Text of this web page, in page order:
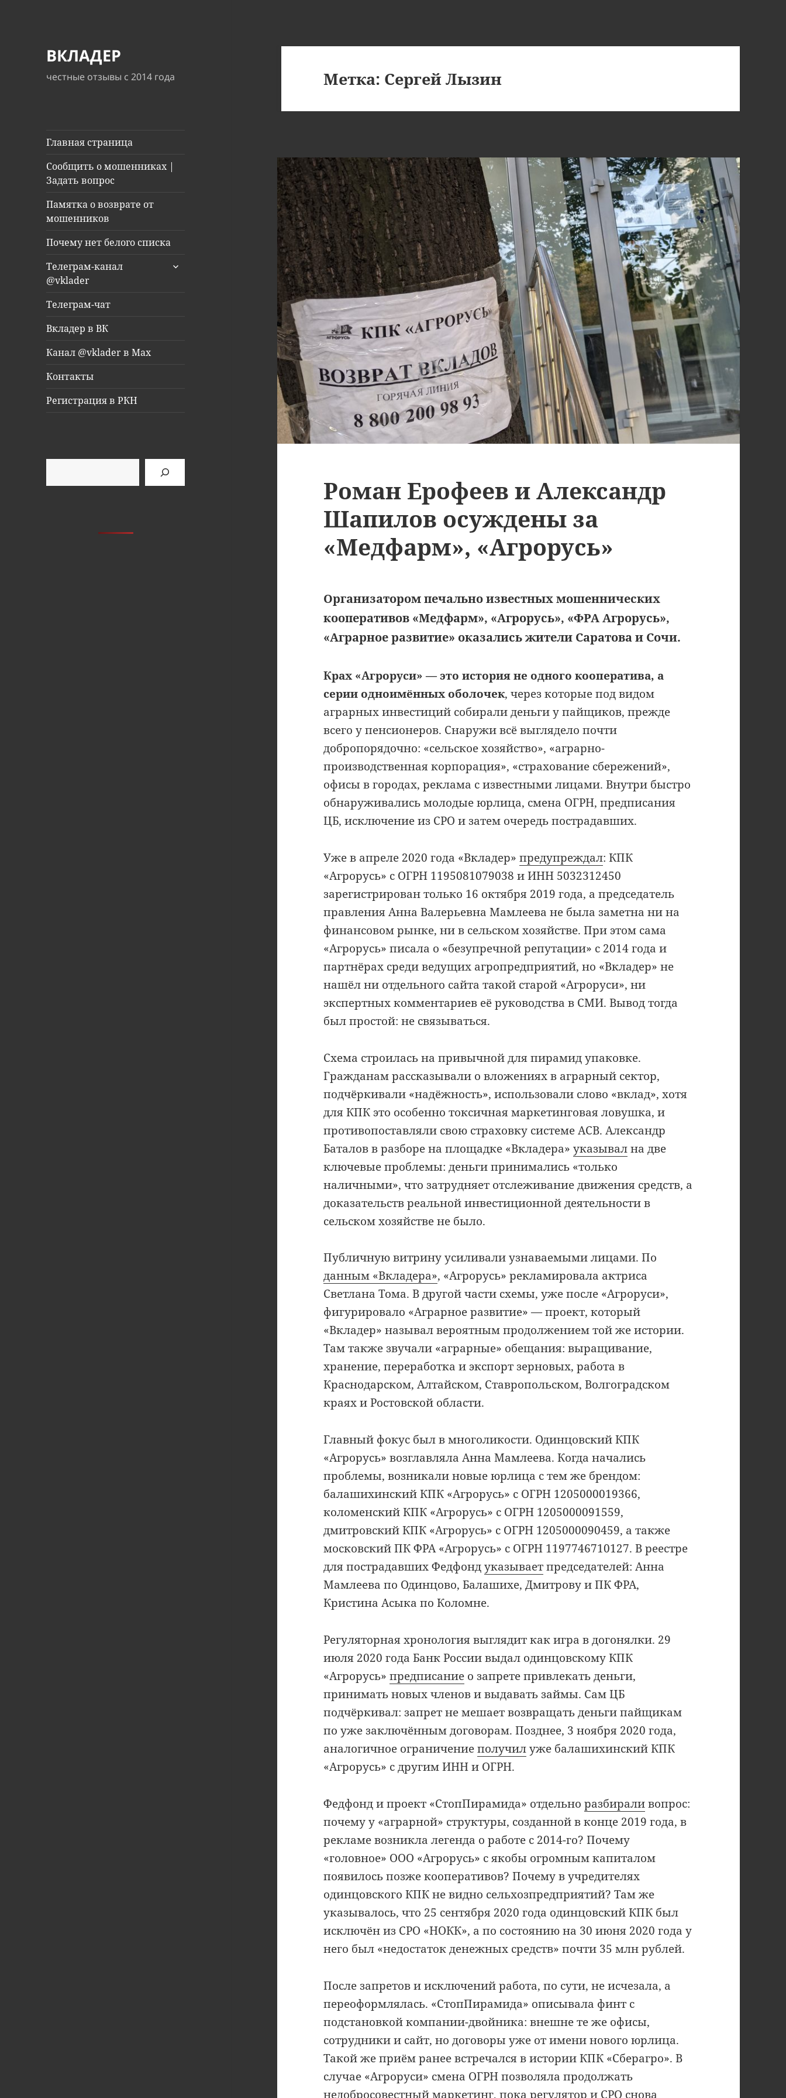
ВКЛАДЕР
честные отзывы с 2014 года
Главная страница
Сообщить о мошенниках |
Задать вопрос
Памятка о возврате от
мошенников
Почему нет белого списка
Телеграм-канал
@vklader
раскрыть
Телеграм-чат
Вкладер в ВК
Канал @vklader в Max
Контакты
Регистрация в РКН
Метка: Сергей Лызин
Роман Ерофеев и Александр
Шапилов осуждены за
«Медфарм», «Агрорусь»
Организатором печально известных мошеннических
кооперативов «Медфарм», «Агрорусь», «ФРА Агрорусь»,
«Аграрное развитие» оказались жители Саратова и Сочи.
Крах «Агроруси» — это история не одного кооператива, а
серии одноимённых оболочек, через которые под видом
аграрных инвестиций собирали деньги у пайщиков, прежде
всего у пенсионеров. Снаружи всё выглядело почти
добропорядочно: «сельское хозяйство», «аграрно-
производственная корпорация», «страхование сбережений»,
офисы в городах, реклама с известными лицами. Внутри быстро
обнаруживались молодые юрлица, смена ОГРН, предписания
ЦБ, исключение из СРО и затем очередь пострадавших.
Уже в апреле 2020 года «Вкладер»предупреждал: КПК
«Агрорусь» с ОГРН 1195081079038 и ИНН 5032312450
зарегистрирован только 16 октября 2019 года, а председатель
правления Анна Валерьевна Мамлеева не была заметна ни на
финансовом рынке, ни в сельском хозяйстве. При этом сама
«Агрорусь» писала о «безупречной репутации» с 2014 года и
партнёрах среди ведущих агропредприятий, но «Вкладер» не
нашёл ни отдельного сайта такой старой «Агроруси», ни
экспертных комментариев её руководства в СМИ. Вывод тогда
был простой: не связываться.
Схема строилась на привычной для пирамид упаковке.
Гражданам рассказывали о вложениях в аграрный сектор,
подчёркивали «надёжность», использовали слово «вклад», хотя
для КПК это особенно токсичная маркетинговая ловушка, и
противопоставляли свою страховку системе АСВ. Александр
Баталов в разборе на площадке «Вкладера»указывална две
ключевые проблемы: деньги принимались «только
наличными», что затрудняет отслеживание движения средств, а
доказательств реальной инвестиционной деятельности в
сельском хозяйстве не было.
Публичную витрину усиливали узнаваемыми лицами. По
данным «Вкладера», «Агрорусь» рекламировала актриса
Светлана Тома. В другой части схемы, уже после «Агроруси»,
фигурировало «Аграрное развитие» — проект, который
«Вкладер» называл вероятным продолжением той же истории.
Там также звучали «аграрные» обещания: выращивание,
хранение, переработка и экспорт зерновых, работа в
Краснодарском, Алтайском, Ставропольском, Волгоградском
краях и Ростовской области.
Главный фокус был в многоликости. Одинцовский КПК
«Агрорусь» возглавляла Анна Мамлеева. Когда начались
проблемы, возникали новые юрлица с тем же брендом:
балашихинский КПК «Агрорусь» с ОГРН 1205000019366,
коломенский КПК «Агрорусь» с ОГРН 1205000091559,
дмитровский КПК «Агрорусь» с ОГРН 1205000090459, а также
московский ПК ФРА «Агрорусь» с ОГРН 1197746710127. В реестре
для пострадавших Федфондуказываетпредседателей: Анна
Мамлеева по Одинцово, Балашихе, Дмитрову и ПК ФРА,
Кристина Асыка по Коломне.
Регуляторная хронология выглядит как игра в догонялки. 29
июля 2020 года Банк России выдал одинцовскому КПК
«Агрорусь»предписание о запрете привлекать деньги,
принимать новых членов и выдавать займы. Сам ЦБ
подчёркивал: запрет не мешает возвращать деньги пайщикам
по уже заключённым договорам. Позднее, 3 ноября 2020 года,
аналогичное ограничениеполучилуже балашихинский КПК
«Агрорусь» с другим ИНН и ОГРН.
Федфонд и проект «СтопПирамида» отдельноразбираливопрос:
почему у «аграрной» структуры, созданной в конце 2019 года, в
рекламе возникла легенда о работе с 2014-го? Почему
«головное» ООО «Агрорусь» с якобы огромным капиталом
появилось позже кооперативов? Почему в учредителях
одинцовского КПК не видно сельхозпредприятий? Там же
указывалось, что 25 сентября 2020 года одинцовский КПК был
исключён из СРО «НОКК», а по состоянию на 30 июня 2020 года у
него был «недостаток денежных средств» почти 35 млн рублей.
После запретов и исключений работа, по сути, не исчезала, а
переоформлялась. «СтопПирамида» описывала финт с
подстановкой компании-двойника: внешне те же офисы,
сотрудники и сайт, но договоры уже от имени нового юрлица.
Такой же приём ранее встречался в истории КПК «Сберагро». В
случае «Агроруси» смена ОГРН позволяла продолжать
недобросовестный маркетинг, пока регулятор и СРО снова